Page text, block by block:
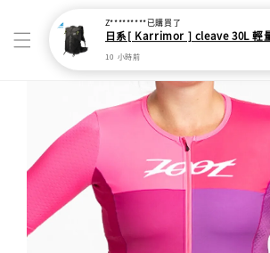
Z*********已購買了
10 小時前